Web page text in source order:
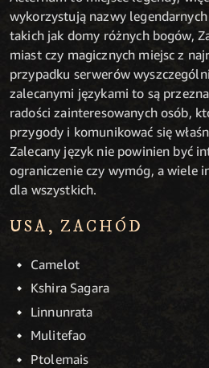
wykorzystują nazwy
takich jak domy różnych bogów,
miast czy magicznych miejsc z
przypadku serwerów
zalecanymi językami to są
radości zainteresowanych osób,
przygody i komunikować się
Zalecany język nie powinien być
ograniczenie czy wymóg, a wiele
dla wszystkich.
USA, ZACHÓD
Camelot
Kshira Sagara
Linnunrata
Mulitefao
Ptolemais